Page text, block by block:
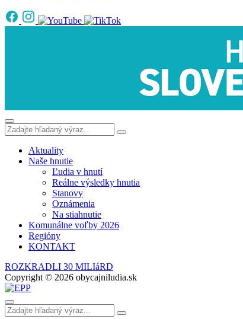
Aktuality
Naše hnutie
Ľudia v hnutí
Reálne výsledky hnutia
Stanovy
Oznámenia
Na stiahnutie
Komunálne voľby 2026
Regióny
KONTAKT
ROZKRADLI 30 MILIáRD
Copyright © 2026 obycajniludia.sk